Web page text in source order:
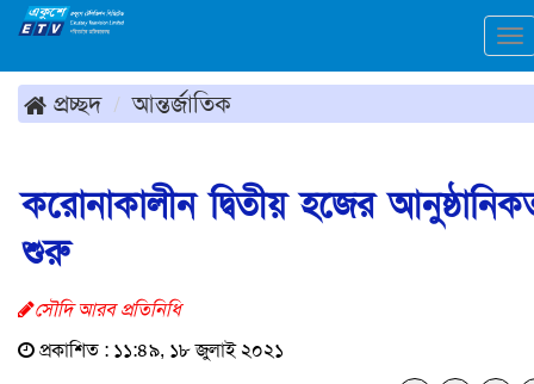
প্রচ্ছদ আন্তর্জাতিক
করোনাকালীন দ্বিতীয় হজের
শুরু
সৌদি আরব প্রতিনিধি
প্রকাশিত : ১১:৪৯, ১৮ জুলাই ২০২১